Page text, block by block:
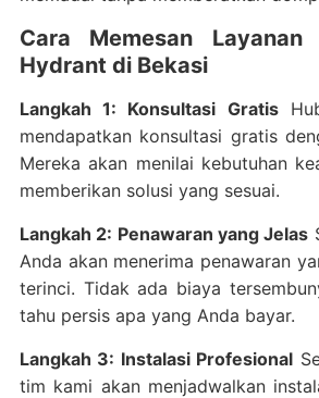
Cara Memesan Layanan
Hydrant di Bekasi
Langkah 1: Konsultasi Gratis
mendapatkan konsultasi gratis
Mereka akan menilai kebutuhan
memberikan solusi yang sesuai.
Langkah 2: Penawaran yang Jelas
Anda akan menerima penawaran
terinci. Tidak ada biaya
tahu persis apa yang Anda bayar.
Langkah 3: Instalasi Profesional
tim kami akan menjadwalkan